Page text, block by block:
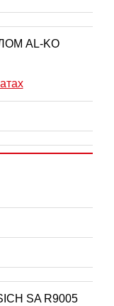
AL-KO
SA R9005